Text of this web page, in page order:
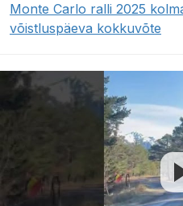
Monte Carlo ralli 2025
võistluspäeva kokkuvõte